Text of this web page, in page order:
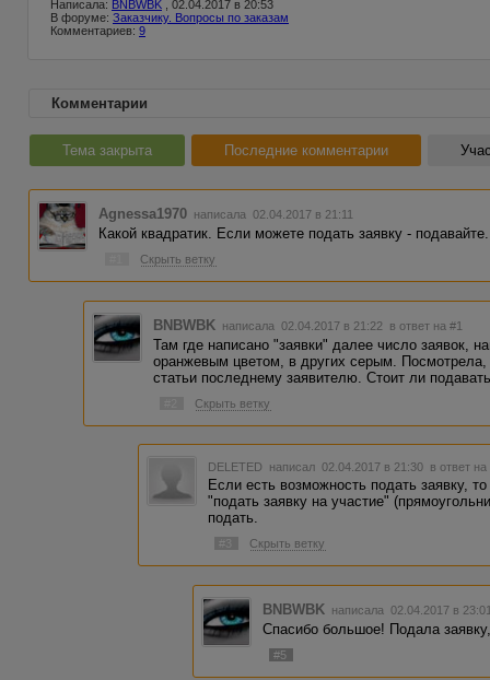
Написала: BNBWBK , 02.04.2017 в 20:53
В форуме: Заказчику. Вопросы по заказам
Комментариев: 9
Комментарии
Тема закрыта Последние комментарии
Agnessa1970 написала 02.04.2017 в 21:11
Какой квадратик. Если можете подать заявку -
Скрыть ветку
BNBWBK написала 02.04.2017 в 21:22 в ответ на #1
Там где написано "заявки" далее число заявок,
оранжевым цветом, в других серым. Посмотрела,
статьи последнему заявителю. Стоит ли
Скрыть ветку
DELETED написал 02.04.2017 в 21:30 в ответ на
Если есть возможность подать заявку,
"подать заявку на участие"
подать.
#3 Скрыть ветку
BNBWBK написала 02.04.2017 в
Спасибо большое! Подала
#5